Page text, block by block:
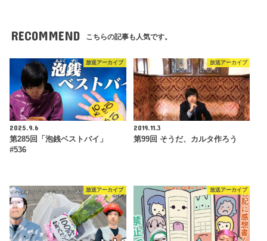
RECOMMEND こちらの記事も人気です。
放送アーカイブ
2025.9.6
第285回「泡銭ベストバイ」
#536
放送アーカイブ
2019.11.3
第99回 そうだ、カルタ作ろう
放送アーカイブ 放送アーカイブ